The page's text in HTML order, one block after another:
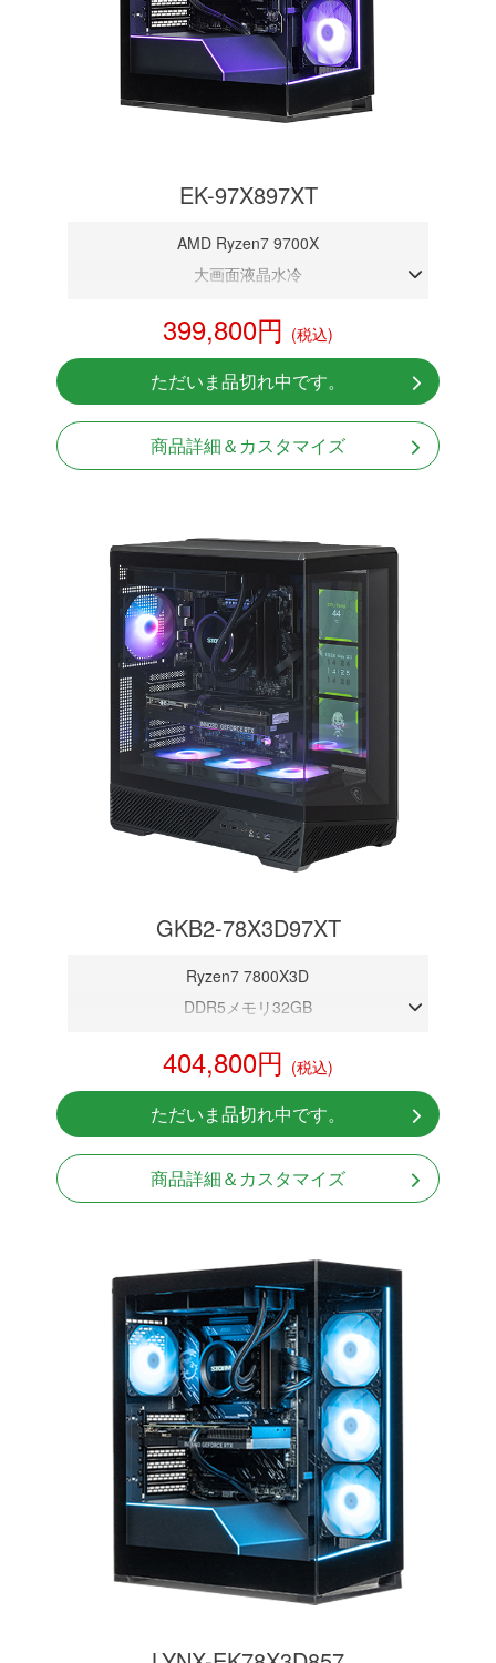
EK-97X897XT
AMD Ryzen7 9700X
大画面液晶水冷
RX9070XT 16GB
NVMeSSD 1TB
無線LAN Bluetooth対応
Windows11 Home 64bit
399,800円 (税込)
ただいま品切れ中です。
商品詳細＆カスタマイズ
GKB2-78X3D97XT
Ryzen7 7800X3D
DDR5メモリ32GB
NVMeSSD 1TB
無線LAN Bluetooth対応
Windows11 Home 64bit
LCDスクリーン搭載
404,800円 (税込)
ただいま品切れ中です。
商品詳細＆カスタマイズ